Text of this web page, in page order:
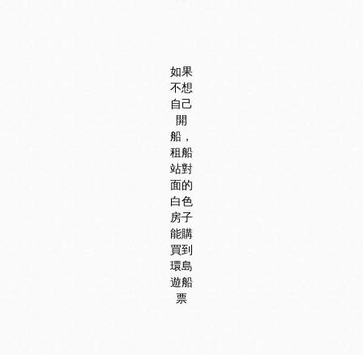
如果
不想
自己
開
船，
租船
站對
面的
白色
房子
能購
買到
環島
遊船
票